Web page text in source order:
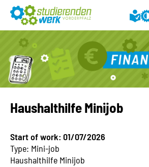
Haushalthilfe Minijob
Start of work: 01/07/2026
Type: Mini-job
Haushalthilfe Minijob